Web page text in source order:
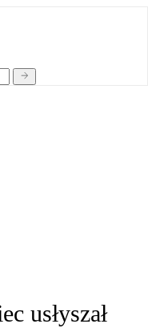
usłyszał